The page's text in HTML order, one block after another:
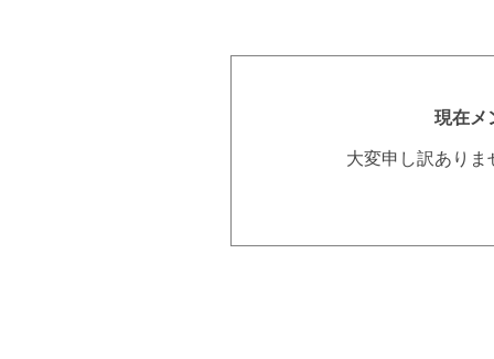
現在メ
大変申し訳あり